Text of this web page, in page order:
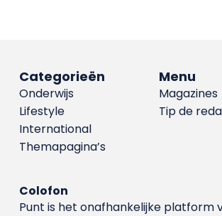
Menu
Magazines
Tip de
Categorieën
Onderwijs
Lifestyle
International
Themapagina’s
Colofon
Punt is het onafhankelijke platform